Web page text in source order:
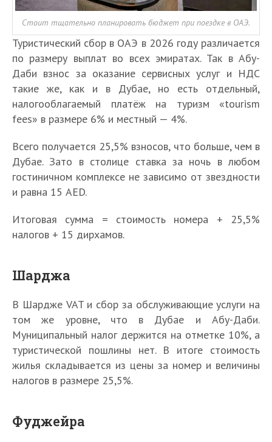
Стоит тщательно планировать бюджет при поездке в ОАЭ.
Туристический сбор в ОАЭ в 2026 году различается
по размеру выплат во всех эмиратах. Так в Абу-
Даби взнос за оказание сервисных услуг и НДС
такие же, как и в Дубае, но есть отдельный,
налогооблагаемый платёж на туризм «tourism
fees» в размере 6% и местный — 4%.
Всего получается 25,5% взносов, что больше, чем в
Дубае. Зато в столице ставка за ночь в любом
гостиничном комплексе не зависимо от звездности
и равна 15 AED.
Итоговая сумма = стоимость номера + 25,5%
налогов + 15 дирхамов.
Шарджа
В Шардже VAT и сбор за обслуживающие услуги на
том же уровне, что в Дубае и Абу-Даби.
Муниципальный налог держится на отметке 10%, а
туристической пошлины нет. В итоге стоимость
жилья складывается из цены за номер и величины
налогов в размере 25,5%.
Фуджейра